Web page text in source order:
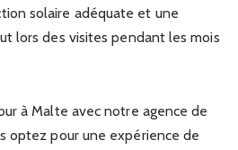
solaire adéquate et une
lors des visites pendant les mois
à Malte avec notre agence de
optez pour une expérience de